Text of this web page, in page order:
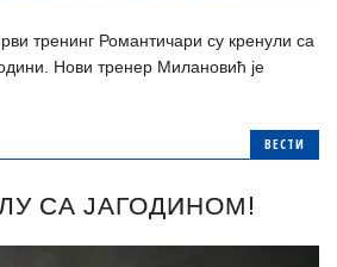
тренинг Романтичари су кренули са
Нови тренер Милановић је
ВЕСТИ
СА ЈАГОДИНОМ!